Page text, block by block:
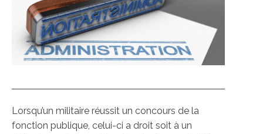
Lorsqu’un militaire réussit un concours de la
fonction publique, celui-ci a droit soit à un